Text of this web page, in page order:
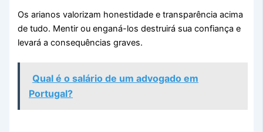
Os arianos valorizam honestidade e transparência acima
de tudo. Mentir ou enganá-los destruirá sua confiança e
levará a consequências graves.
Qual é o salário de um advogado em
Portugal?